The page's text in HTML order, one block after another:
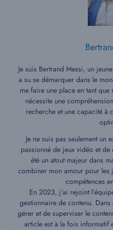
Je suis Bertrand Messi, un
a su se démarquer dans le
me faire une place en tant
nécessite une
recherche et une capacité à
Je ne suis pas seulement un
passionné de jeux vidéo et
été un atout majeur dans
combiner mon amour pour les
compétences
En 2023, j’ai rejoint
gestionnaire de contenu.
gérer et de superviser le
article est à la fois informatif